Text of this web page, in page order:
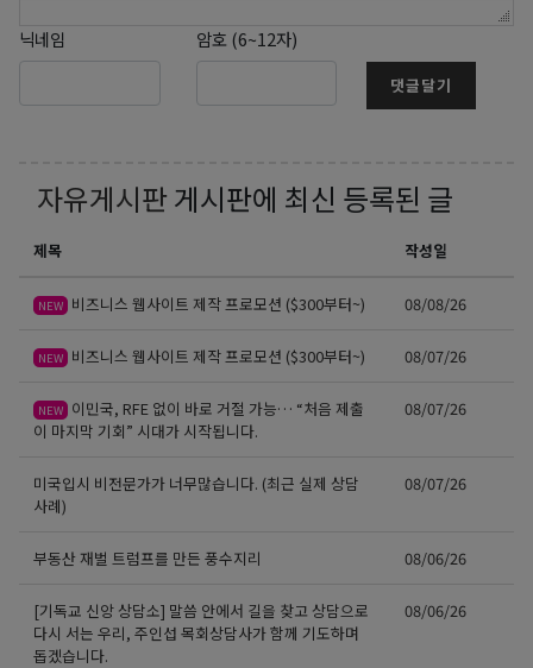
닉네임 암호 (6~12자)
댓글달기
자유게시판 게시판에 최신 등록된 글
제목 작성일
NEW 비즈니스 웹사이트 제작 프로모션 ($300부터~) 08/08/26
NEW 비즈니스 웹사이트 제작 프로모션 ($300부터~) 08/07/26
NEW 이민국, RFE 없이 바로 거절 가능… “처음 제출
이 마지막 기회” 시대가 시작됩니다.
08/07/26
미국입시 비전문가가 너무많습니다. (최근 실제 상담
사례)
08/07/26
부동산 재벌 트럼프를 만든 풍수지리 08/06/26
[기독교 신앙 상담소] 말씀 안에서 길을 찾고 상담으로
다시 서는 우리, 주인섭 목회상담사가 함께 기도하며
돕겠습니다.
08/06/26